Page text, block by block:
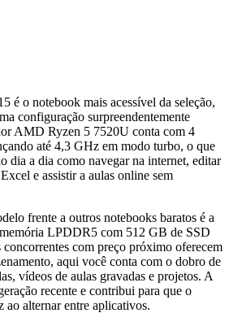
é o notebook mais acessível da seleção,
configuração surpreendentemente
AMD Ryzen 5 7520U conta com 4
até 4,3 GHz em modo turbo, o que
dia a dia como navegar na internet, editar
e assistir a aulas online sem
frente a outros notebooks baratos é a
LPDDR5 com 512 GB de SSD
com preço próximo oferecem
aqui você conta com o dobro de
vídeos de aulas gravadas e projetos. A
recente e contribui para que o
ao alternar entre aplicativos.